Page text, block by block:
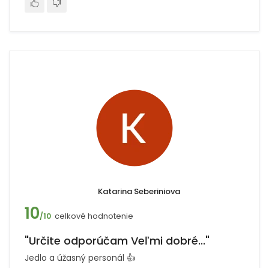
Katarina Seberiniova
10/10 celkové hodnotenie
"Určite odporúčam Veľmi dobré..."
Jedlo a úžasný personál 👍